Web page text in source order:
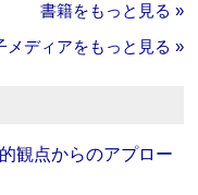
書籍をもっと見る »
メディアをもっと見る »
観点からのアプロー